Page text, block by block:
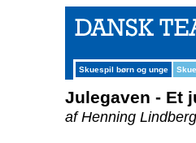
Skuespil børn og unge
Julegaven - Et
af Henning